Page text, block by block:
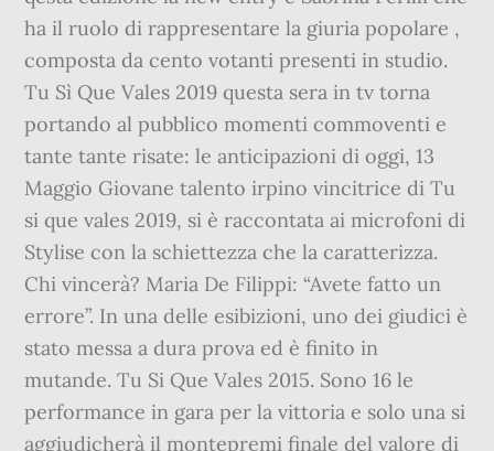
ha il ruolo di rappresentare la giuria popolare ,
composta da cento votanti presenti in studio.
Tu Sì Que Vales 2019 questa sera in tv torna
portando al pubblico momenti commoventi e
tante tante risate: le anticipazioni di oggi, 13
Maggio Giovane talento irpino vincitrice di Tu
si que vales 2019, si è raccontata ai microfoni di
Stylise con la schiettezza che la caratterizza.
Chi vincerà? Maria De Filippi: “Avete fatto un
errore”. In una delle esibizioni, uno dei giudici è
stato messa a dura prova ed è finito in
mutande. Tu Si Que Vales 2015. Sono 16 le
performance in gara per la vittoria e solo una si
aggiudicherà il montepremi finale del valore di